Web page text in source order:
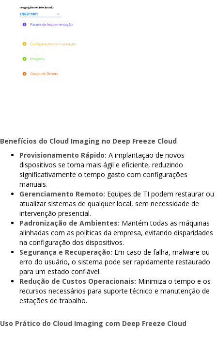
Benefícios do Cloud Imaging no Deep Freeze Cloud
Provisionamento Rápido: A implantação de novos
dispositivos se torna mais ágil e eficiente, reduzindo
significativamente o tempo gasto com configurações
manuais.
Gerenciamento Remoto: Equipes de TI podem restaurar ou
atualizar sistemas de qualquer local, sem necessidade de
intervenção presencial.
Padronização de Ambientes: Mantém todas as máquinas
alinhadas com as políticas da empresa, evitando disparidades
na configuração dos dispositivos.
Segurança e Recuperação: Em caso de falha, malware ou
erro do usuário, o sistema pode ser rapidamente restaurado
para um estado confiável.
Redução de Custos Operacionais: Minimiza o tempo e os
recursos necessários para suporte técnico e manutenção de
estações de trabalho.
Uso Prático do Cloud Imaging com Deep Freeze Cloud